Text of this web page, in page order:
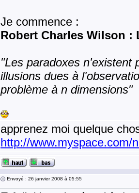
Je commence :
Robert Charles Wilson :
"Les paradoxes n'existent
illusions dues à
problème à n dimensions"
apprenez moi quelque
http://www.myspace.com/
Envoyé : 26 janvier 2008 à 05:55